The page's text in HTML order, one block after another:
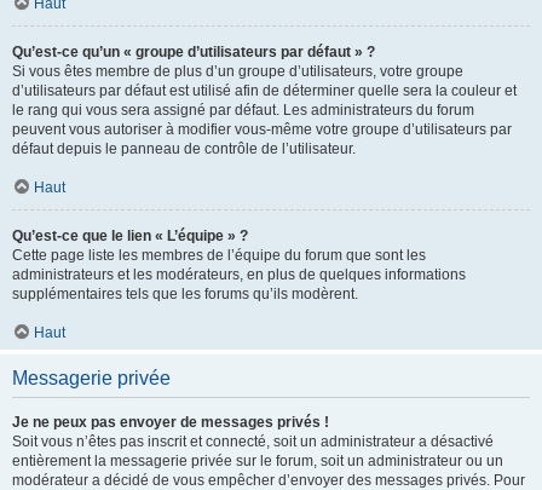
Haut
Qu’est-ce qu’un « groupe d’utilisateurs par défaut » ?
Si vous êtes membre de plus d’un groupe d’utilisateurs, votre groupe
d’utilisateurs par défaut est utilisé afin de déterminer quelle sera la couleur et
le rang qui vous sera assigné par défaut. Les administrateurs du forum
peuvent vous autoriser à modifier vous-même votre groupe d’utilisateurs par
défaut depuis le panneau de contrôle de l’utilisateur.
Haut
Qu’est-ce que le lien « L’équipe » ?
Cette page liste les membres de l’équipe du forum que sont les
administrateurs et les modérateurs, en plus de quelques informations
supplémentaires tels que les forums qu’ils modèrent.
Haut
Messagerie privée
Je ne peux pas envoyer de messages privés !
Soit vous n’êtes pas inscrit et connecté, soit un administrateur a désactivé
entièrement la messagerie privée sur le forum, soit un administrateur ou un
modérateur a décidé de vous empêcher d’envoyer des messages privés. Pour